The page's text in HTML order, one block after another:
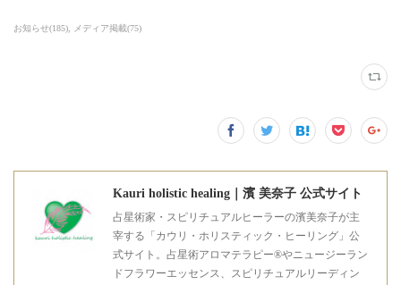
お知らせ(185) メディア掲載(75)
Kauri holistic healing｜濱 美奈子 公式サイト
占星術家・スピリチュアルヒーラーの濱美奈子が主
宰する「カウリ・ホリスティック・ヒーリング」公
式サイト。占星術アロマテラピー®やニュージーラン
ドフラワーエッセンス、スピリチュアルリーディン